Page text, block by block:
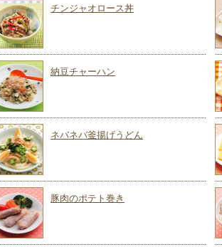
チンジャオロース丼
納豆チャーハン
ネバネバ釜揚げうどん
豚肉のポテト巻き